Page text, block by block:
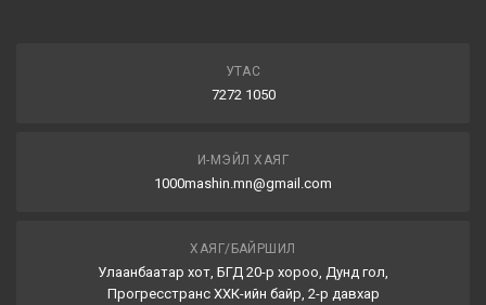
УТАС
7272 1050
И-МЭЙЛ ХАЯГ
1000mashin.mn@gmail.com
ХАЯГ/БАЙРШИЛ
Улаанбаатар хот, БГД 20-р хороо, Дунд гол,
Прогресстранс ХХК-ийн байр, 2-р давхар